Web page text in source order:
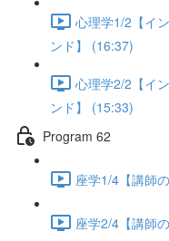
心理学1/2【イ
ンド】 (16:37)
心理学2/2【イ
ンド】 (15:33)
Program 62
座学1/4【講師
座学2/4【講師